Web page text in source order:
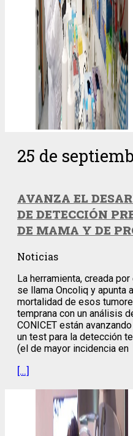
25 de
AVANZA EL
DE DETECCIÓN
DE MAMA Y DE
Noticias
La herramienta, creada
se llama Oncoliq y apunta
mortalidad de esos
temprana con un análisis
CONICET están
un test para la detección
(el de mayor incidencia en
[…]